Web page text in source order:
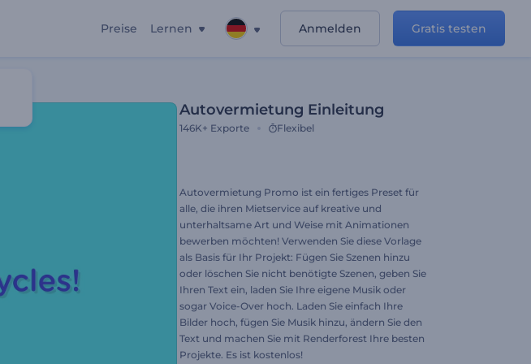
Preise Lernen Anmelden Gratis testen
Autovermietung Einleitung
146K+ Exporte Flexibel
Autovermietung Promo ist ein fertiges Preset für
alle, die ihren Mietservice auf kreative und
unterhaltsame Art und Weise mit Animationen
bewerben möchten! Verwenden Sie diese Vorlage
als Basis für Ihr Projekt: Fügen Sie Szenen hinzu
oder löschen Sie nicht benötigte Szenen, geben Sie
Ihren Text ein, laden Sie Ihre eigene Musik oder
sogar Voice-Over hoch. Laden Sie einfach Ihre
Bilder hoch, fügen Sie Musik hinzu, ändern Sie den
Text und machen Sie mit Renderforest Ihre besten
Projekte. Es ist kostenlos!